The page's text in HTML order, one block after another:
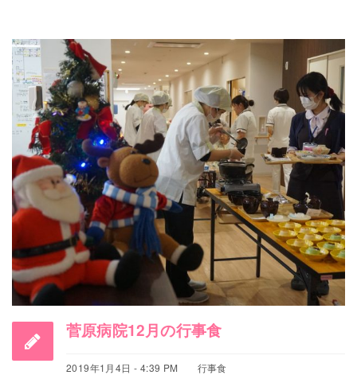
菅原病院12月の行事食
2019年1月4日 - 4:39 PM 行事食